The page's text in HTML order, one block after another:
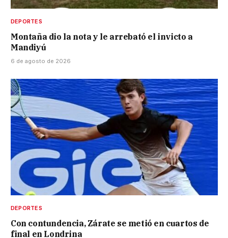
DEPORTES
Montaña dio la nota y le arrebató el invicto a
Mandiyú
6 de agosto de 2026
DEPORTES
Con contundencia, Zárate se metió en cuartos de
final en Londrina